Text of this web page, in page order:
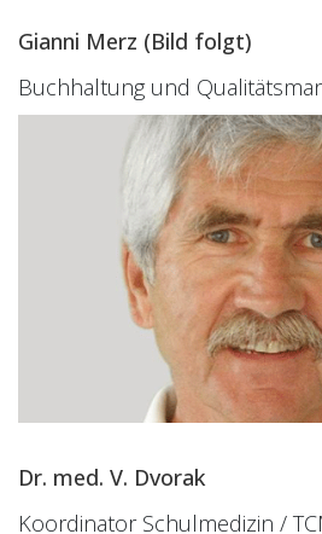
Gianni Merz (Bild folgt)
Buchhaltung und
Dr. med. V. Dvorak
Koordinator Schulmedizin /